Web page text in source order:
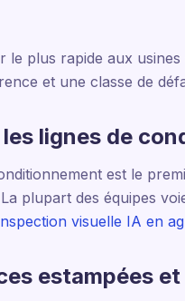
plus rapide aux usines
et une classe de
lignes de
est le
plupart des équipes
visuelle IA en
estampées et